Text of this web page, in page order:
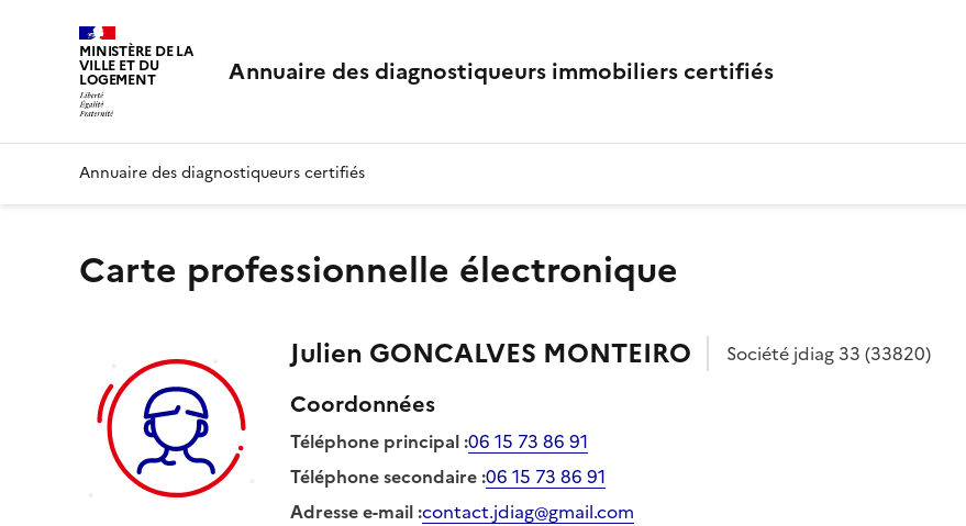
MINISTÈRE DE LA
VILLE ET DU
LOGEMENT Annuaire des diagnostiqueurs immobiliers certifiés
Annuaire des diagnostiqueurs certifiés
Carte professionnelle électronique
Julien GONCALVES MONTEIRO Société jdiag 33 (33820)
Coordonnées
Téléphone principal:06 15 73 86 91
Téléphone secondaire:06 15 73 86 91
Adresse e-mail:contact.jdiag@gmail.com